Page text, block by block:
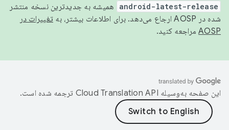
android-latest-release
همیشه به جدیدترین نسخه منتشر
شده در AOSP ارجاع می‌دهد. برای اطلاعات بیشتر، به
تغییرات در
AOSP مراجعه کنید.
این صفحه به‌وسیله ترجمه شده است.